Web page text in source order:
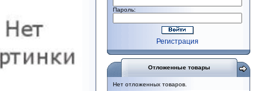
Пароль:
Регистрация
Отложенные товары
Нет отложенных товаров.